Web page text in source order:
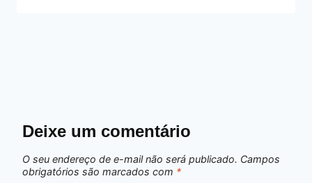
Deixe um comentário
O seu endereço de e-mail não será publicado. Campos
obrigatórios são marcados com *